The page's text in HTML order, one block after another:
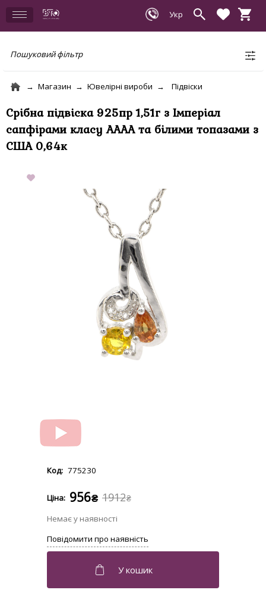
Пошуковий фільтр
Магазин Ювелірні вироби Підвіски
Срібна підвіска 925пр 1,51г з Імперіал
сапфірами класу АААА та білими топазами з
США 0,64к
775230
1912₴
956₴